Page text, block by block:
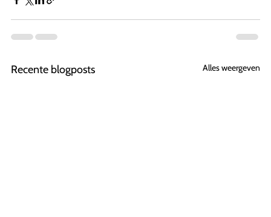
Recente blogposts Alles weergeven